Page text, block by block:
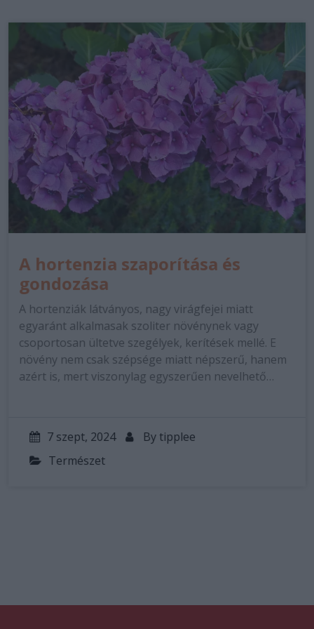
A hortenzia szaporítása és
gondozása
A hortenziák látványos, nagy virágfejei miatt
egyaránt alkalmasak szoliter növénynek vagy
csoportosan ültetve szegélyek, kerítések mellé. E
növény nem csak szépsége miatt népszerű, hanem
azért is, mert viszonylag egyszerűen nevelhető…
7 szept, 2024 By tipplee
Természet